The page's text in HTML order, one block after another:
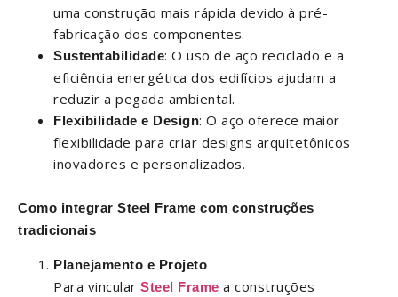
uma construção mais rápida devido à pré-
fabricação dos componentes.
Sustentabilidade: O uso de aço reciclado e a
eficiência energética dos edifícios ajudam a
reduzir a pegada ambiental.
Flexibilidade e Design: O aço oferece maior
flexibilidade para criar designs arquitetônicos
inovadores e personalizados.
Como integrar Steel Frame com construções
tradicionais
Planejamento e Projeto
Para vincular Steel Frame a construções